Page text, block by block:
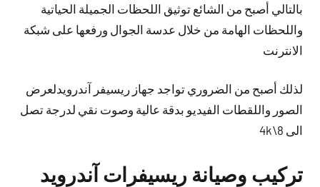
بالتالي أصبح من الشائع توثيق اللحظات الجميلة الحياتية
واللحظات الهامة من خلال عدسة الجوال ورفعها على شبكة
الانترنت
لذلك أصبح من الضروري تواجد جهاز ريسيفر آندرويدلعرض
الصور واللقطات الفيديو بدقة عالية وصوت نقي لدرجة تصل
الى 8\4k
تركيب وصيانة ريسيفرات آندرويد